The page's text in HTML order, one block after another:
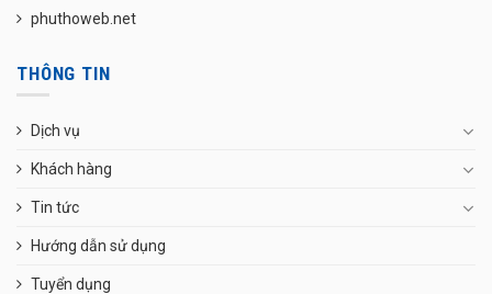
phuthoweb.net
THÔNG TIN
Dịch vụ
Khách hàng
Tin tức
Hướng dẫn sử dụng
Tuyển dụng